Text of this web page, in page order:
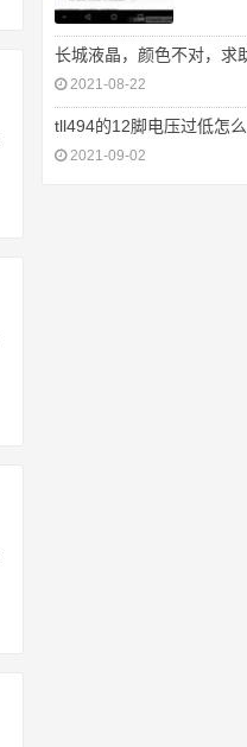
长城液晶，颜色不对，求
2021-08-22
tll494的12脚电压过低怎
2021-09-02